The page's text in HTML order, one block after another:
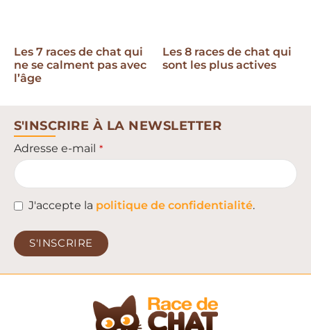
Les 7 races de chat qui
ne se calment pas avec
l’âge
Les 8 races de chat qui
sont les plus actives
S'INSCRIRE À LA NEWSLETTER
Adresse e-mail *
J'accepte la politique de confidentialité.
S'INSCRIRE
This